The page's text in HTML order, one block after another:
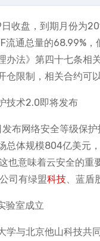
收盘，到期月份为
流通总量的68.99%
办法》第四十七条相
仓限制，相关合约可
技术2.0即将发布
发布网络安全等级保
总体规模804亿美元
也意味着云安全的
司有绿盟科技、蓝盾
验室成立
学与北京他山科技共